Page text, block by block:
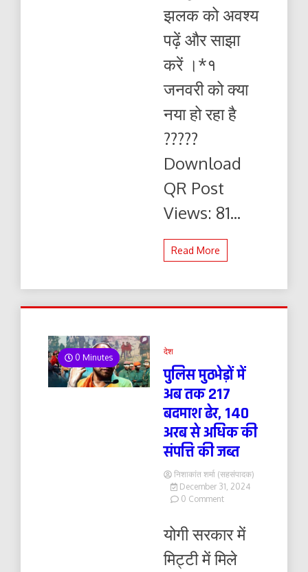
झलक को अवश्य
पढ़ें और साझा
करें ।*१
जनवरी को क्या
नया हो रहा है
?????
Download
QR Post
Views: 81...
Read More
0 Minutes
देश
पुलिस मुठभेड़ों में
अब तक 217
बदमाश ढेर, 140
अरब से अधिक की
संपत्ति की जब्त
निशाकांत शर्मा (सहसंपादक)
December 31, 2024
0 Commenton
मुठभेड़ों
में
अब
तक
योगी सरकार में
मिट्टी में मिले